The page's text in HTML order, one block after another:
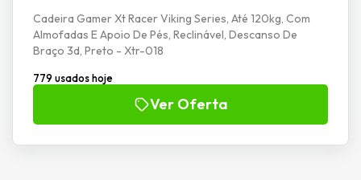
Cadeira Gamer Xt Racer Viking Series, Até 120kg, Com
Almofadas E Apoio De Pés, Reclinável, Descanso De
Braço 3d, Preto - Xtr-018
779 usados hoje
Ver Oferta